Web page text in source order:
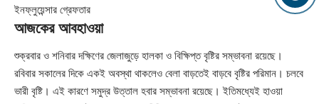
ইনফ্লুয়েন্সার গ্রেফতার
আজকের আবহাওয়া
শুক্রবার ও শনিবার দক্ষিণের জেলাজুড়ে হালকা ও বিক্ষিপ্ত বৃষ্টির সম্ভাবনা রয়েছে।
রবিবার সকালের দিকে একই অবস্থা থাকলেও বেলা বাড়তেই বাড়বে বৃষ্টির পরিমান। চলবে
ভারী বৃষ্টি। এই কারণে সমুদ্র উত্তাল হবার সম্ভাবনা রয়েছে। ইতিমধ্যেই হাওয়া